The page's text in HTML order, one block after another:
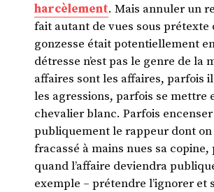
harcèlement. Mais annuler un
fait autant de vues sous prétexte
gonzesse était potentiellement
détresse n’est pas le genre de la
affaires sont les affaires, parfois
les agressions, parfois se mettre
chevalier blanc. Parfois encenser
publiquement le rappeur dont on
fracassé à mains nues sa copine,
quand l’affaire deviendra
exemple – prétendre l’ignorer et